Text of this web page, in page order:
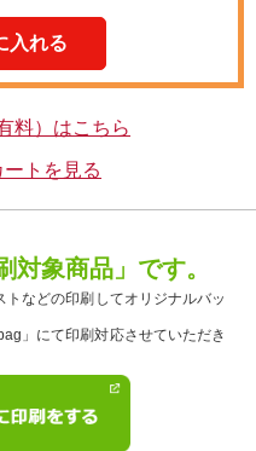
料）はこちら
トを見る
対象商品」です。
などの印刷してオリジナルバッ
」にて印刷対応させていただき